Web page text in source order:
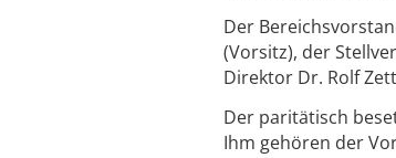
Der
(Vorsitz), der
Direktor Dr. Rolf
Der paritätisch
Ihm gehören der